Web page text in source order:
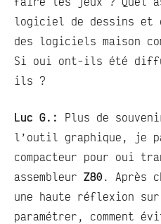
logiciel de dessins et
des logiciels maison
Si oui ont-ils été
ils ?
Luc G.: Plus de
l’outil graphique, je
compacteur pour oui
assembleur Z80. Après
une haute réflexion sur
paramétrer, comment